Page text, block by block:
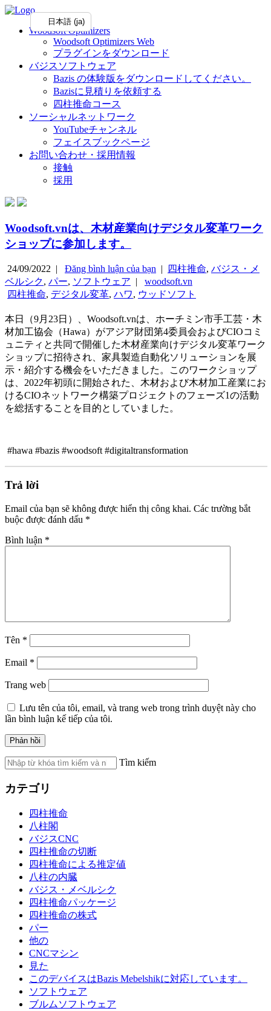
Woodsoft Optimizers
Woodsoft Optimizers Web
プラグインをダウンロード
バジスソフトウェア
Bazis の体験版をダウンロードしてください。
Bazisに見積りを依頼する
四柱推命コース
ソーシャルネットワーク
YouTubeチャンネル
フェイスブックページ
お問い合わせ・採用情報
接触
採用
Woodsoft.vnは、木材産業向けデジタル変革ワーク
ショップに参加します。
24/09/2022 | Đăng bình luận của bạn | 四柱推命, バジス・メ
ベルシク, パー, ソフトウェア |
woodsoft.vn
四柱推命, デジタル変革, ハワ, ウッドソフト
本日（9月23日）、Woodsoft.vnは、ホーチミン市手工芸・木
材加工協会（Hawa）がアジア財団第4委員会およびCIOコミ
ュニティと共同で開催した木材産業向けデジタル変革ワーク
ショップに招待され、家具製造自動化ソリューションを展
示・紹介する機会をいただきました。このワークショップ
は、2022年初頭に開始された、木材および木材加工産業にお
けるCIOネットワーク構築プロジェクトのフェーズ1の活動
を総括することを目的としていました。
#hawa #bazis #woodsoft #digitaltransformation
Trả lời
Email của bạn sẽ không được hiển thị công khai. Các trường bắt
buộc được đánh dấu *
Bình luận *
Tên *
Email *
Trang web
Lưu tên của tôi, email, và trang web trong trình duyệt này cho
lần bình luận kế tiếp của tôi.
Tìm kiếm
カテゴリ
四柱推命
八柱閣
バジスCNC
四柱推命の切断
四柱推命による推定値
八柱の内臓
バジス・メベルシク
四柱推命パッケージ
四柱推命の株式
パー
他の
CNCマシン
見た
このデバイスはBazis Mebelshikに対応しています。
ソフトウェア
ブルムソフトウェア
日本語 (ja)